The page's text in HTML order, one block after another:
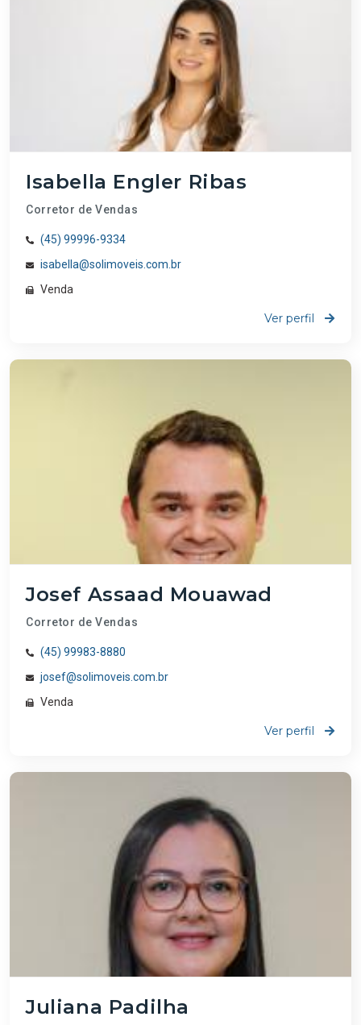
Isabella Engler Ribas
Corretor de Vendas
(45) 99996-9334
isabella@solimoveis.com.br
Venda
Ver perfil
Josef Assaad Mouawad
Corretor de Vendas
(45) 99983-8880
josef@solimoveis.com.br
Venda
Ver perfil
Juliana Padilha